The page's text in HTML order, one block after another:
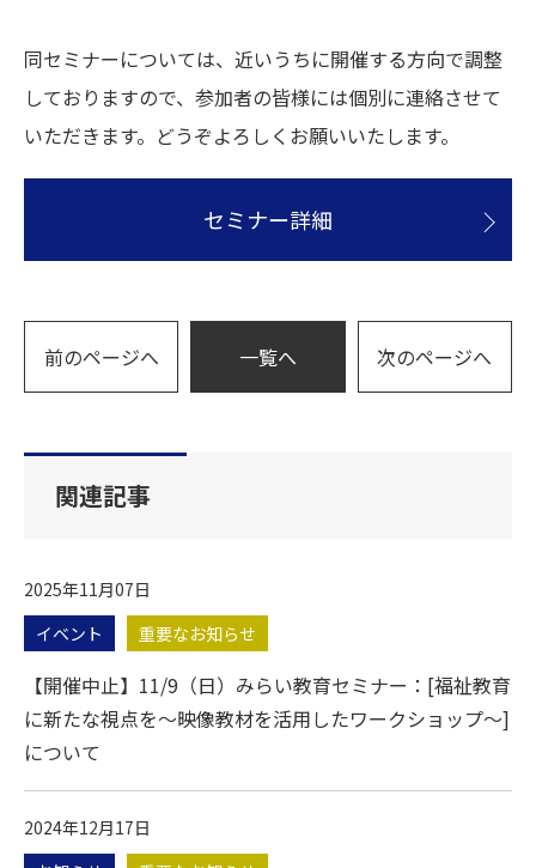
同セミナーについては、近いうちに開催する方向で調整
しておりますので、参加者の皆様には個別に連絡させて
いただきます。どうぞよろしくお願いいたします。
セミナー詳細
前のページへ 一覧へ 次のページへ
関連記事
2025年11月07日
イベント
重要なお知らせ
【開催中止】11/9（日）みらい教育セミナー：[福祉教育
に新たな視点を～映像教材を活用したワークショップ～]
について
2024年12月17日